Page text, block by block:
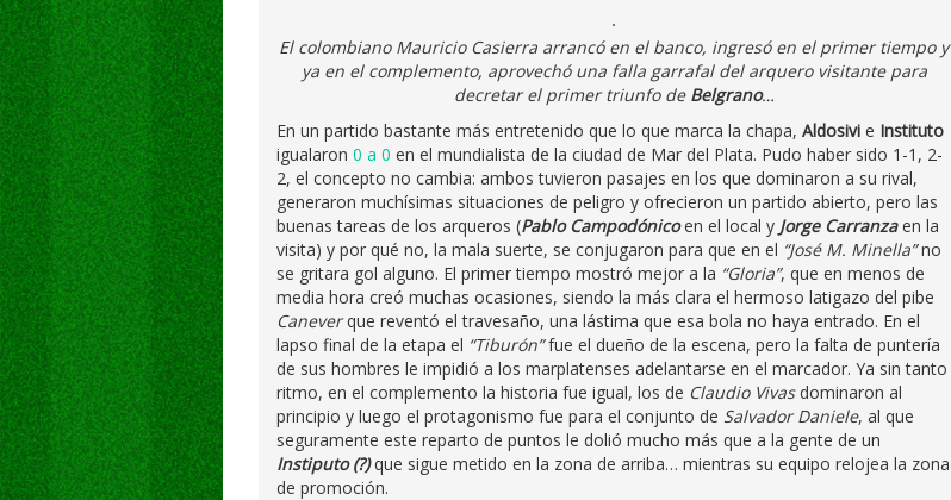
El colombiano Mauricio Casierra arrancó en el banco, ingresó en el primer tiempo y
ya en el complemento, aprovechó una falla garrafal del arquero visitante para
decretar el primer triunfo de Belgrano…
En un partido bastante más entretenido que lo que marca la chapa, Aldosivi e Instituto
igualaron 0 a 0 en el mundialista de la ciudad de Mar del Plata. Pudo haber sido 1-1, 2-
2, el concepto no cambia: ambos tuvieron pasajes en los que dominaron a su rival,
generaron muchísimas situaciones de peligro y ofrecieron un partido abierto, pero las
buenas tareas de los arqueros (Pablo Campodónicoen el local y Jorge Carranzaen la
visita) y por qué no, la mala suerte, se conjugaron para que en el “José M. Minella”no
se gritara gol alguno. El primer tiempo mostró mejor a la “Gloria”, que en menos de
media hora creó muchas ocasiones, siendo la más clara el hermoso latigazo del pibe
Caneverque reventó el travesaño, una lástima que esa bola no haya entrado. En el
lapso final de la etapa el “Tiburón”fue el dueño de la escena, pero la falta de puntería
de sus hombres le impidió a los marplatenses adelantarse en el marcador. Ya sin tanto
ritmo, en el complemento la historia fue igual, los de Claudio Vivasdominaron al
principio y luego el protagonismo fue para el conjunto de Salvador Daniele, al que
seguramente este reparto de puntos le dolió mucho más que a la gente de un
Instiputo (?)que sigue metido en la zona de arriba… mientras su equipo relojea la zona
de promoción.